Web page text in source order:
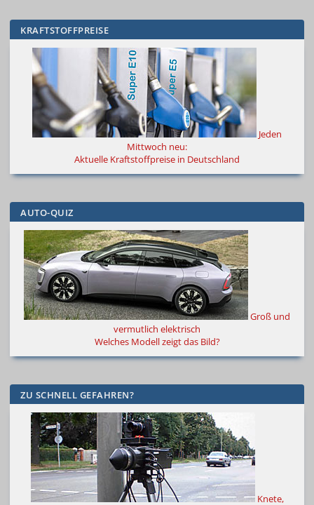
KRAFTSTOFFPREISE
Jeden
Mittwoch neu:
Aktuelle Kraftstoffpreise in Deutschland
AUTO-QUIZ
Groß und
vermutlich elektrisch
Welches Modell zeigt das Bild?
ZU SCHNELL GEFAHREN?
Knete,